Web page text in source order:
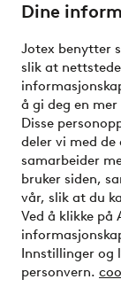
Dine
Jotex benytter
slik at
å gi deg en
Disse
deler vi med de
samarbeider
bruker siden,
vår, slik at du
Ved å klikke på
Innstillinger og
personvern.
Venner
Sikre
Vil du